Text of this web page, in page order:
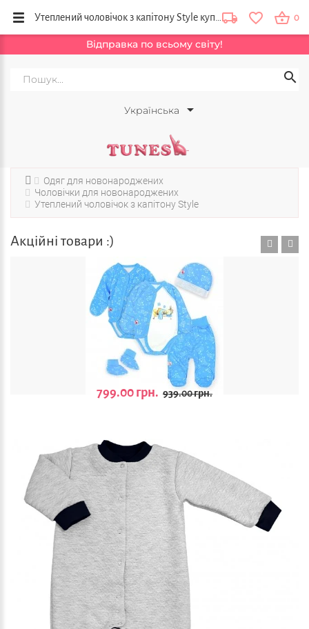
Відправка по всьому світу!
Українська
0
Одяг для новонароджених
Чоловічки для новонароджених
Утеплений чоловічок з капітону Style
Акційні товари :)
799.00 грн. 939.00 грн.